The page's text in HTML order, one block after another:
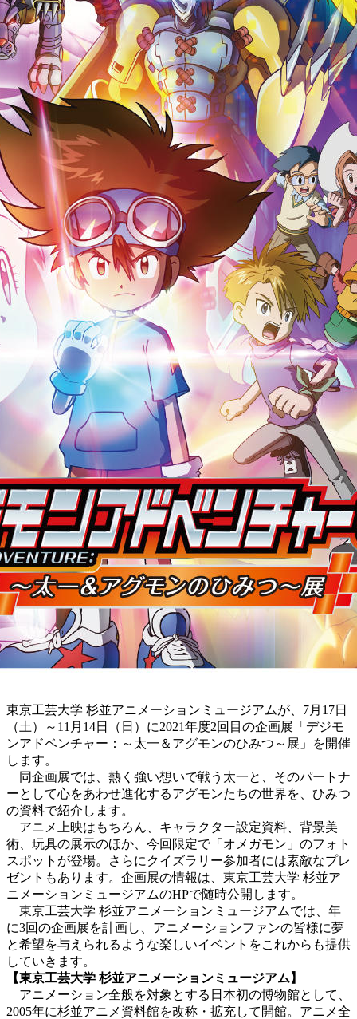
東京工芸大学 杉並アニメーションミュージアムが、7月17日
（土）～11月14日（日）に2021年度2回目の企画展「デジモ
ンアドベンチャー：～太一＆アグモンのひみつ～展」を開催
します。
同企画展では、熱く強い想いで戦う太一と、そのパートナ
ーとして心をあわせ進化するアグモンたちの世界を、ひみつ
の資料で紹介します。
アニメ上映はもちろん、キャラクター設定資料、背景美
術、玩具の展示のほか、今回限定で「オメガモン」のフォト
スポットが登場。さらにクイズラリー参加者には素敵なプレ
ゼントもあります。企画展の情報は、東京工芸大学 杉並ア
ニメーションミュージアムのHPで随時公開します。
東京工芸大学 杉並アニメーションミュージアムでは、年
に3回の企画展を計画し、アニメーションファンの皆様に夢
と希望を与えられるような楽しいイベントをこれからも提供
していきます。
【東京工芸大学 杉並アニメーションミュージアム】
アニメーション全般を対象とする日本初の博物館として、
2005年に杉並アニメ資料館を改称・拡充して開館。アニメ全